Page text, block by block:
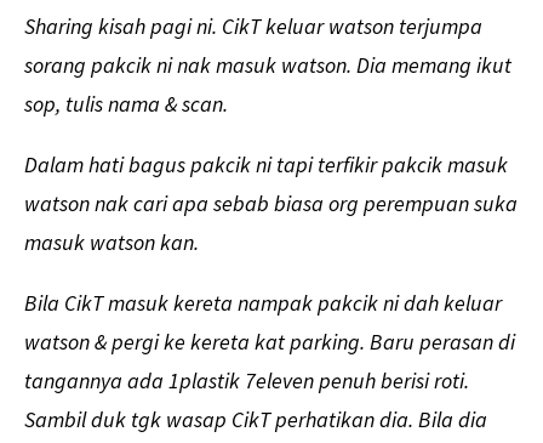
Sharing kisah pagi ni. CikT keluar watson terjumpa
sorang pakcik ni nak masuk watson. Dia memang ikut
sop, tulis nama & scan.
Dalam hati bagus pakcik ni tapi terfikir pakcik masuk
watson nak cari apa sebab biasa org perempuan suka
masuk watson kan.
Bila CikT masuk kereta nampak pakcik ni dah keluar
watson & pergi ke kereta kat parking. Baru perasan di
tangannya ada 1plastik 7eleven penuh berisi roti.
Sambil duk tgk wasap CikT perhatikan dia. Bila dia